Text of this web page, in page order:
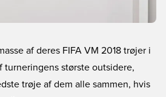
af deres FIFA VM 2018 trøjer i
turneringens største outsidere,
trøje af dem alle sammen, hvis